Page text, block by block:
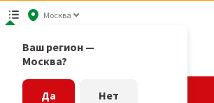
Москва
Ваш регион —
Москва?
Да Нет